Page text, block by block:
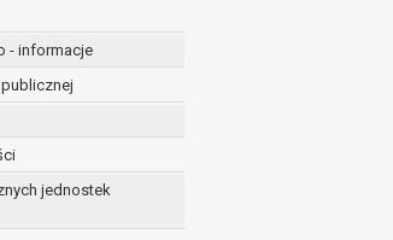
- informacje
jednostek
administratorowi bądź
niezbędność przetwarzania do celów
związanych z Pani/Pana szczególną
ważnych prawnie uzasadnionych
dochodzenia lub obrony roszczeń.
gdy przetwarzanie danych osobowych odbywa
tej zgody w dowolnym momencie.